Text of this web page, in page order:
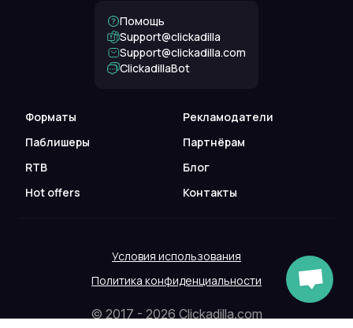
Форматы
Рекламодатели
Паблишеры
Партнёрам
RTB
Блог
Hot offers
Контакты
Помощь
Support@clickadilla
support@clickadilla.com
ClickadillaBot
Условия использования
Политика конфиденциальности
© 2017 - 2026 Clickadilla.com